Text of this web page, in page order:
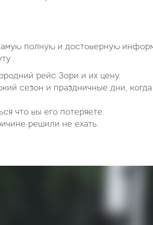
полную и достоверную
.
рейс Зори и их цену.
сезон и праздничные дни, когда
что вы его потеряете.
решили не ехать.